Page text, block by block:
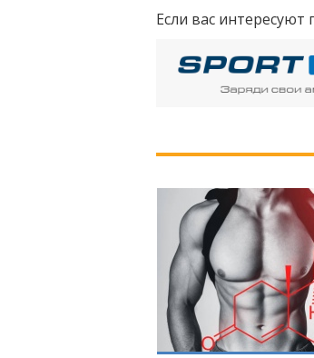
Если вас интересуют